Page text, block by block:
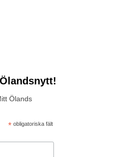
Ölands
*obligatoriska fält